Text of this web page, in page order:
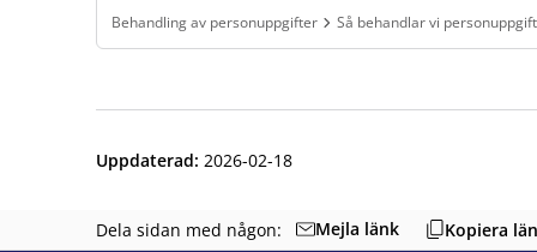
Behandling av personuppgifter
Så behandlar vi
Finns under:Behandling av personuppgifter, Så behandlar vi
Uppdaterad: 2026-02-18
Dela sidan med någon: Mejla länk Kopiera